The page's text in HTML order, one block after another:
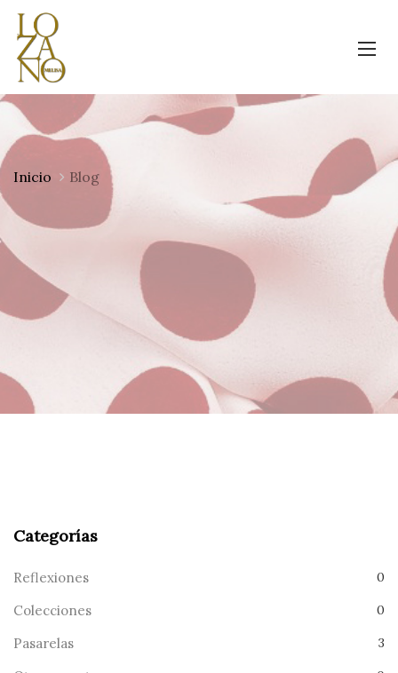
Inicio Blog
Categorías
Reflexiones 0
Colecciones 0
Pasarelas 3